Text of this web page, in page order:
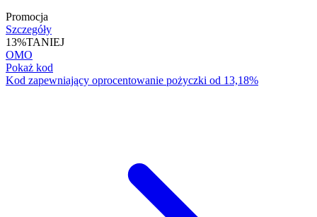
Promocja
Szczegóły
13%TANIEJ
OMO
Pokaż kod
Kod zapewniający oprocentowanie pożyczki od 13,18%